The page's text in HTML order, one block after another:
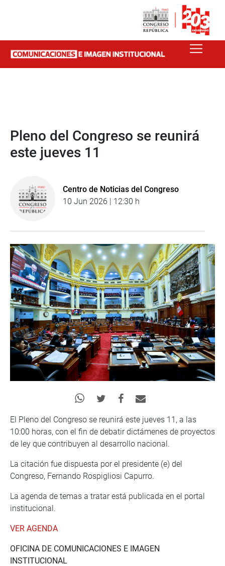
Pleno del Congreso se reunirá
este jueves 11
Centro de Noticias del Congreso
10 Jun 2026 | 12:30 h
El Pleno del Congreso se reunirá este jueves 11, a las
10:00 horas, con el fin de debatir dictámenes de proyectos
de ley que contribuyen al desarrollo nacional.
La citación fue dispuesta por el presidente (e) del
Congreso, Fernando Rospigliosi Capurro.
La agenda de temas a tratar está publicada en el portal
institucional.
VER AGENDA
OFICINA DE COMUNICACIONES E IMAGEN
INSTITUCIONAL